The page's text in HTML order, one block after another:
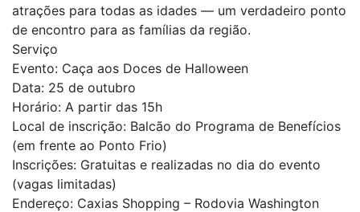
atrações para todas as idades — um verdadeiro ponto
de encontro para as famílias da região.
Serviço
Evento: Caça aos Doces de Halloween
Data: 25 de outubro
Horário: A partir das 15h
Local de inscrição: Balcão do Programa de Benefícios
(em frente ao Ponto Frio)
Inscrições: Gratuitas e realizadas no dia do evento
(vagas limitadas)
Endereço: Caxias Shopping – Rodovia Washington